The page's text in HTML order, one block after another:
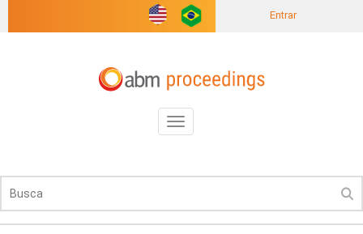
Entrar
Toggle
navigation